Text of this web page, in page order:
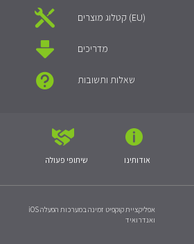
קטלוג מוצרים (EU)
מדריכים
שאלות ותשובות
שיתופי פעולה אודותינו
אפליקציית קוקפיט זמינה במערכות הפעלה iOS
ואנדרואיד